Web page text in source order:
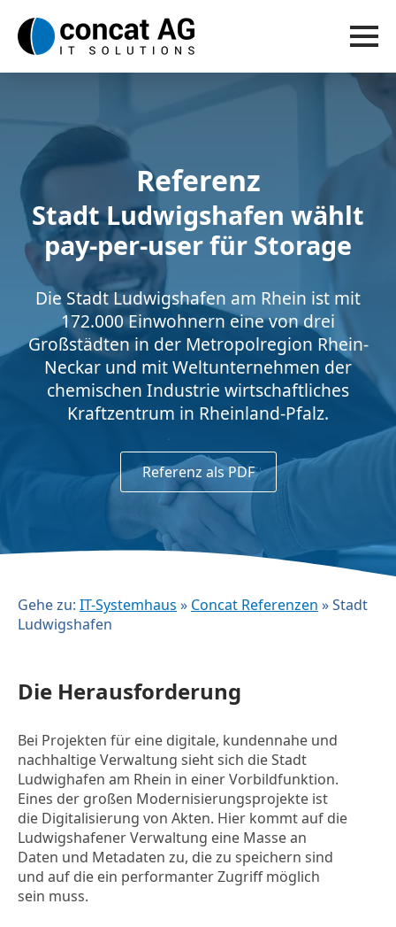
Referenz
Stadt Ludwigshafen wählt
pay-per-user für Storage
Die Stadt Ludwigshafen am Rhein ist mit
172.000 Einwohnern eine von drei
Großstädten in der Metropolregion Rhein-
Neckar und mit Weltunternehmen der
chemischen Industrie wirtschaftliches
Kraftzentrum in Rheinland-Pfalz.
Referenz als PDF
Gehe zu: IT-Systemhaus » Concat Referenzen »Stadt
Ludwigshafen
Die Herausforderung
Bei Projekten für eine digitale, kundennahe und
nachhaltige Verwaltung sieht sich die Stadt
Ludwighafen am Rhein in einer Vorbildfunktion.
Eines der großen Modernisierungsprojekte ist
die Digitalisierung von Akten. Hier kommt auf die
Ludwigshafener Verwaltung eine Masse an
Daten und Metadaten zu, die zu speichern sind
und auf die ein performanter Zugriff möglich
sein muss.